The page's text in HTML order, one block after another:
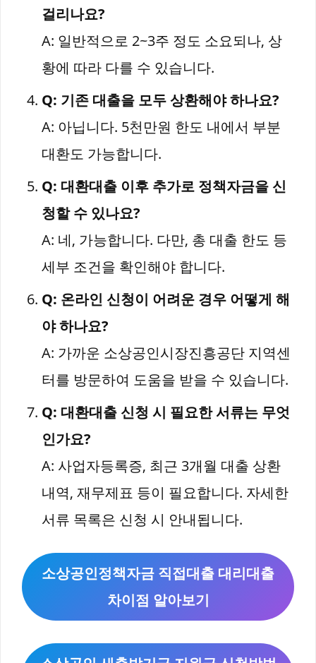
걸리나요?
A: 일반적으로 2~3주 정도 소요되나, 상
황에 따라 다를 수 있습니다.
Q: 기존 대출을 모두 상환해야 하나요?
A: 아닙니다. 5천만원 한도 내에서 부분
대환도 가능합니다.
Q: 대환대출 이후 추가로 정책자금을 신
청할 수 있나요?
A: 네, 가능합니다. 다만, 총 대출 한도 등
세부 조건을 확인해야 합니다.
Q: 온라인 신청이 어려운 경우 어떻게 해
야 하나요?
A: 가까운 소상공인시장진흥공단 지역센
터를 방문하여 도움을 받을 수 있습니다.
Q: 대환대출 신청 시 필요한 서류는 무엇
인가요?
A: 사업자등록증, 최근 3개월 대출 상환
내역, 재무제표 등이 필요합니다. 자세한
서류 목록은 신청 시 안내됩니다.
소상공인정책자금 직접대출 대리대출
차이점 알아보기